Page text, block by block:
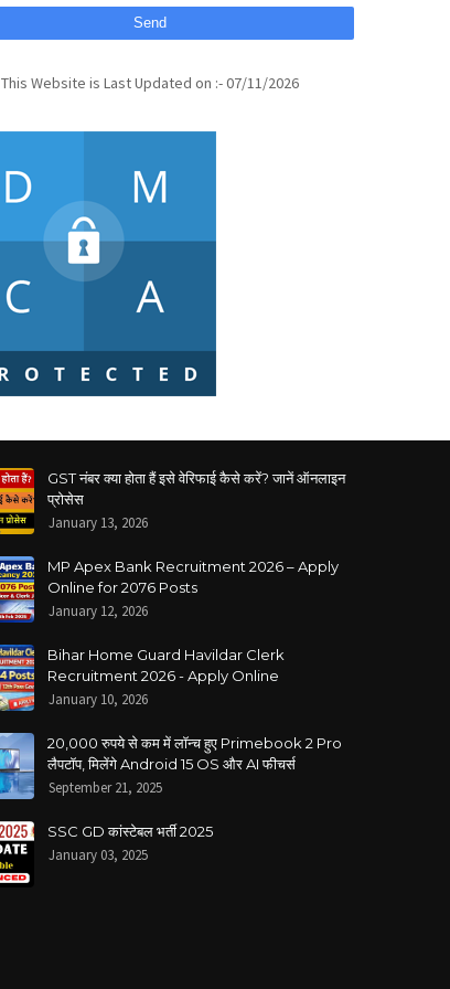
This Website is Last Updated on :- 07/11/2026
GST नंबर क्या होता हैं इसे वेरिफाई कैसे करें? जानें ऑनलाइन
प्रोसेस
January 13, 2026
MP Apex Bank Recruitment 2026 – Apply
Online for 2076 Posts
January 12, 2026
Bihar Home Guard Havildar Clerk
Recruitment 2026 - Apply Online
January 10, 2026
20,000 रुपये से कम में लॉन्च हुए Primebook 2 Pro
लैपटॉप, मिलेंगे Android 15 OS और AI फीचर्स
September 21, 2025
SSC GD कांस्टेबल भर्ती 2025
January 03, 2025